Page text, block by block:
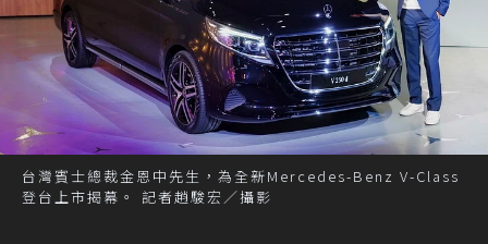
台灣賓士總裁金恩中先生，為全新Mercedes-Benz V-Class
登台上市揭幕。 記者趙駿宏／攝影